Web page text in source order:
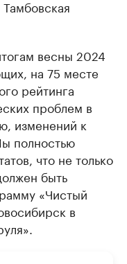
весны 2024
на 75 месте
рейтинга
проблем в
изменений к
полностью
что не только
быть
«Чистый
в